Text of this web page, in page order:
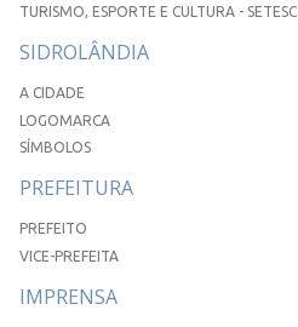
TURISMO, ESPORTE E CULTURA - SETESC
SIDROLÂNDIA
A CIDADE
LOGOMARCA
SÍMBOLOS
PREFEITURA
PREFEITO
VICE-PREFEITA
IMPRENSA